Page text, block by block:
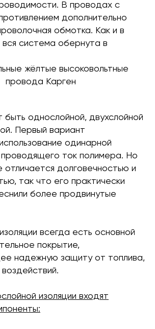
В проводах с
дополнительно
обмотка. Как и в
система обернута в
быть однослойной, двухслойной
Первый вариант
одинарной
проводящего ток полимера. Но
отличается долговечностью и
так что его практически
более продвинутые
всегда есть основной
покрытие,
надежную защиту от топлива,
изоляции входят